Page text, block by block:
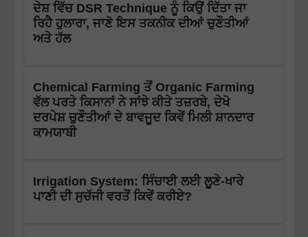
ਦੇਸ਼ ਵਿੱਚ DSR Technique ਨੂੰ ਕਿਉਂ ਦਿੱਤਾ ਜਾ
ਰਿਹੈ ਹੁਲਾਰਾ, ਜਾਣੋ ਇਸ ਤਕਨੀਕ ਦੀਆਂ ਚੁਣੌਤੀਆਂ
ਅਤੇ ਹੱਲ
Chemical Farming ਤੋਂ Organic Farming
ਵੱਲ ਪਰਤੇ ਕਿਸਾਨਾਂ ਨੇ ਸਾਂਝੇ ਕੀਤੇ ਤਜ਼ਰਬੇ, ਦੇਖੋ
ਦਰਪੇਸ਼ ਚੁਣੌਤੀਆਂ ਦੇ ਬਾਵਜੂਦ ਕਿਵੇਂ ਮਿਲੀ ਸ਼ਾਨਦਾਰ
ਕਾਮਯਾਬੀ
Irrigation System: ਸਿੰਚਾਈ ਲਈ ਲੂਣੇ-ਖਾਰੇ
ਪਾਣੀ ਦੀ ਸੁਚੱਜੀ ਵਰਤੋਂ ਕਿਵੇਂ ਕਰੀਏ?